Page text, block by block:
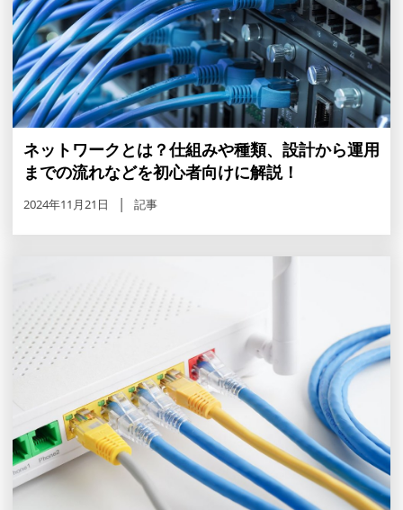
ネットワークとは？仕組みや種類、設計から運用
までの流れなどを初心者向けに解説！
2024年11月21日 記事